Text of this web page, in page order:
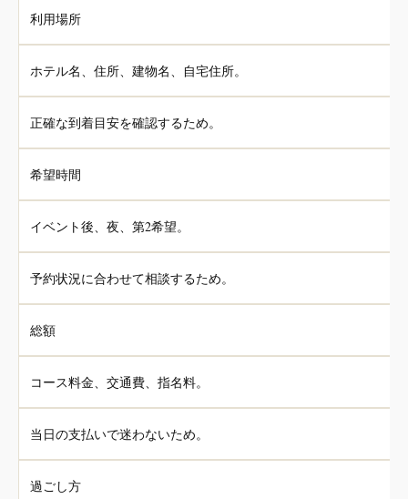
利用場所
ホテル名、住所、建物名、自宅住所。
正確な到着目安を確認するため。
希望時間
イベント後、夜、第2希望。
予約状況に合わせて相談するため。
総額
コース料金、交通費、指名料。
当日の支払いで迷わないため。
過ごし方